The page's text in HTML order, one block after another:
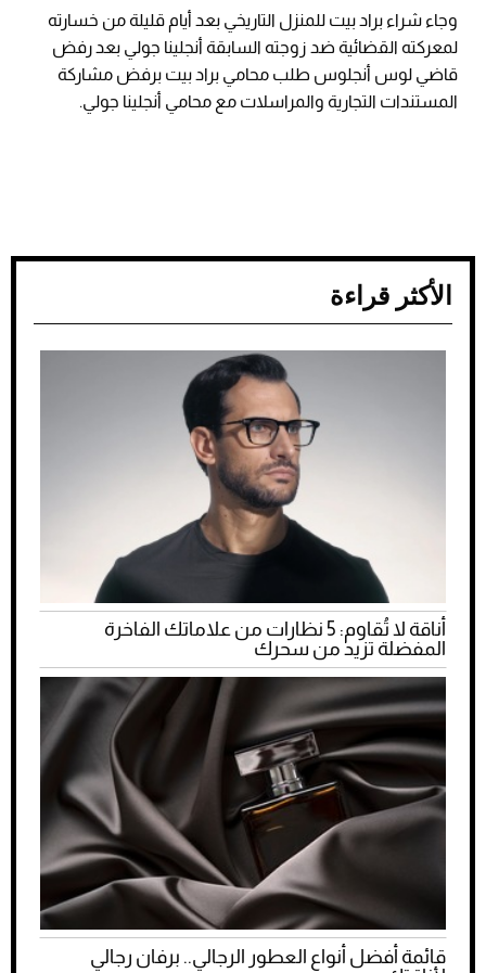
وجاء شراء براد بيت للمنزل التاريخي بعد أيام قليلة من خسارته
لمعركته القضائية ضد زوجته السابقة أنجلينا جولي بعد رفض
قاضي لوس أنجلوس طلب محامي براد بيت برفض مشاركة
المستندات التجارية والمراسلات مع محامي أنجلينا جولي.
الأكثر قراءة
أناقة لا تُقاوم: 5 نظارات من علاماتك الفاخرة
المفضلة تزيد من سحرك
قائمة أفضل أنواع العطور الرجالي.. برفان رجالي